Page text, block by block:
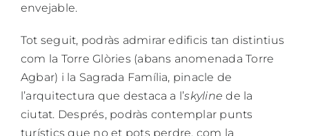
envejable.
Tot seguit, podràs admirar edificis tan distintius
com la Torre Glòries (abans anomenada Torre
Agbar) i la Sagrada Família, pinacle de
l’arquitectura que destaca a l’skyline de la
ciutat. Després, podràs contemplar punts
turístics que no et pots perdre, com la